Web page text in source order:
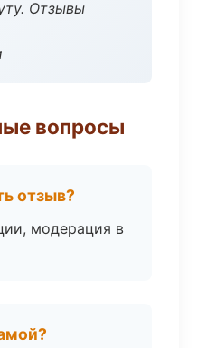
Отзывы
вопросы
отзыв?
модерация в